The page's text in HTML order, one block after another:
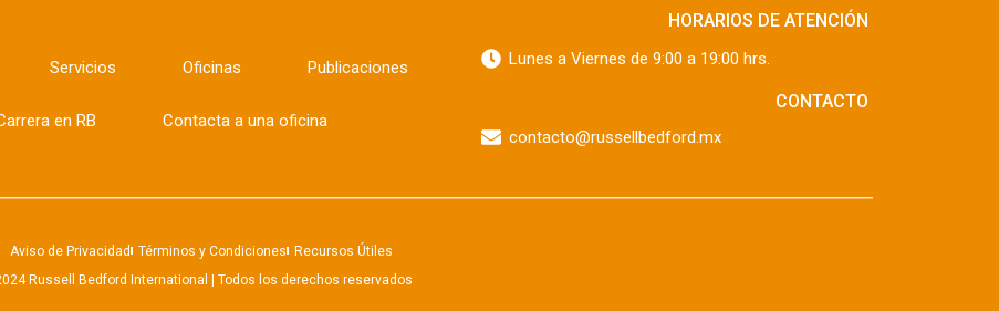
Servicios Oficinas Publicaciones
en RB Contacta a una oficina
HORARIOS DE ATENCIÓN
Lunes a Viernes de 9:00 a 19:00 hrs.
CONTACTO
contacto@russellbedford.mx
Aviso de Privacidad Términos y Condiciones Recursos Útiles
Russell Bedford International | Todos los derechos reservados